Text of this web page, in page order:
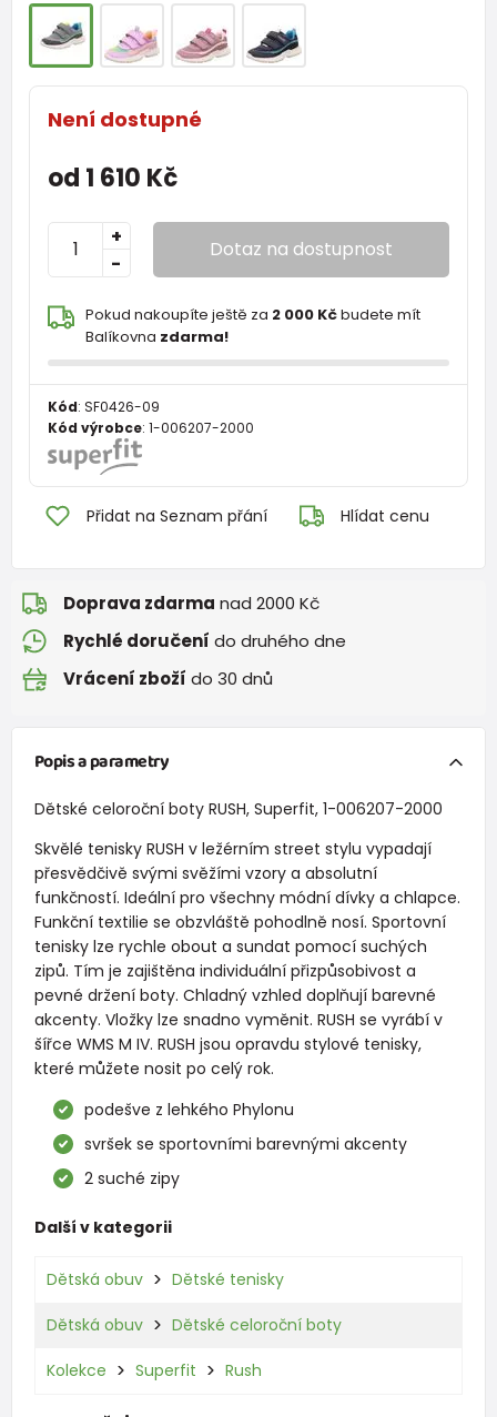
Není dostupné
od 1 610 Kč
-
+ Dotaz na dostupnost
Pokud nakoupíte ještě za 2 000 Kčbudete mít
Balíkovna zdarma!
Kód: SF0426-09
Kód výrobce: 1-006207-2000
Přidat na Seznam přání Hlídat cenu
Doprava zdarma nad 2000 Kč
Rychlé doručení do druhého dne
Vrácení zboží do 30 dnů
Popis a parametry
Dětské celoroční boty RUSH, Superfit, 1-006207-2000
Skvělé tenisky RUSH v ležérním street stylu vypadají
přesvědčivě svými svěžími vzory a absolutní
funkčností. Ideální pro všechny módní dívky a chlapce.
Funkční textilie se obzvláště pohodlně nosí. Sportovní
tenisky lze rychle obout a sundat pomocí suchých
zipů. Tím je zajištěna individuální přizpůsobivost a
pevné držení boty. Chladný vzhled doplňují barevné
akcenty. Vložky lze snadno vyměnit. RUSH se vyrábí v
šířce WMS M IV. RUSH jsou opravdu stylové tenisky,
které můžete nosit po celý rok.
podešve z lehkého Phylonu
svršek se sportovními barevnými akcenty
2 suché zipy
Další v kategorii
Dětská obuv Dětské tenisky
Dětská obuv Dětské celoroční boty
Kolekce Superfit Rush